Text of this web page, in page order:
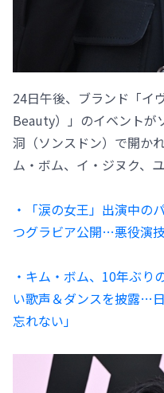
24日午後、ブランド「イ
Beauty）」のイベントが
洞（ソンスドン）で開か
ム・ボム、イ・ジヌク、
・「涙の女王」出演中の
つグラビア公開…悪役演
・キム・ボム、10年ぶり
い歌声＆ダンスを披露…
忘れない」